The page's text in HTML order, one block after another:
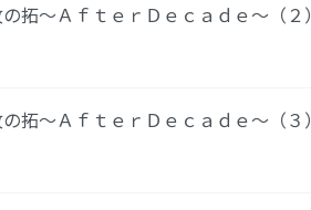
拓～ＡｆｔｅｒＤｅｃａｄｅ～（２）
拓～ＡｆｔｅｒＤｅｃａｄｅ～（３）